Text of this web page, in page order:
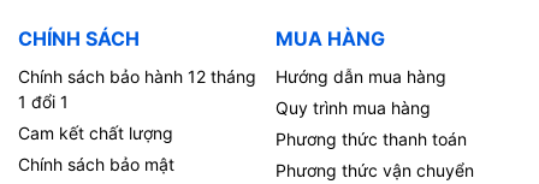
CHÍNH SÁCH
Chính sách bảo hành 12 tháng
1 đổi 1
Cam kết chất lượng
Chính sách bảo mật
MUA HÀNG
Hướng dẫn mua hàng
Quy trình mua hàng
Phương thức thanh toán
Phương thức vận chuyển